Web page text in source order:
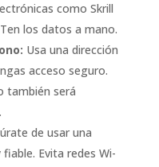
como Skrill
los datos a mano.
Usa una dirección
acceso seguro.
también será
de usar una
Evita redes Wi-